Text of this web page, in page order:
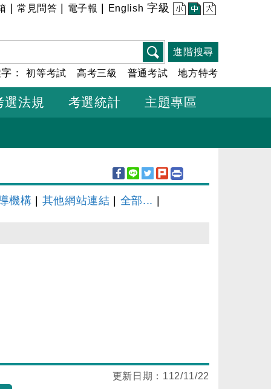
常見問答 電子報 English 字級 小 中 大
進階搜尋
字：初等考試 高考三級 普通考試 地方特考
選法規 考選統計 主題專區
機構 其他網站連結 全部...
更新日期： 112/11/22